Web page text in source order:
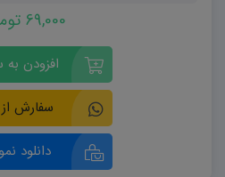
69,000 تومان
افزودن
سفارش
دانلود